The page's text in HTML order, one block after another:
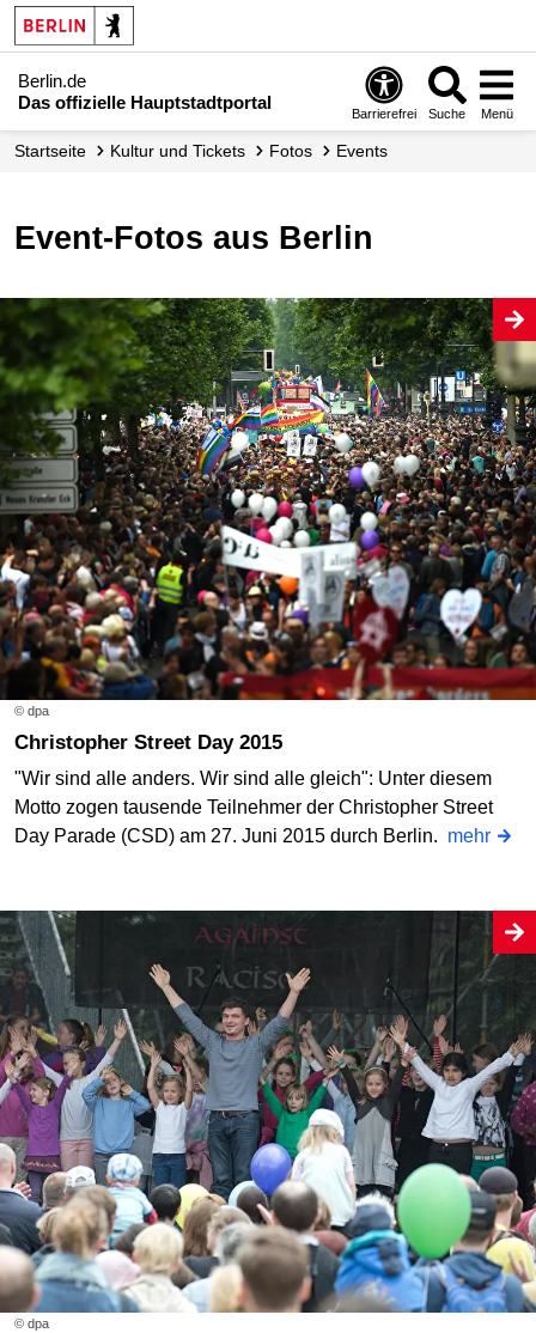
Berlin.de
Das offizielle Hauptstadtportal
Barrierefrei Suche Menü
Startseite Kultur und Tickets Fotos Events
Event-Fotos aus Berlin
© dpa
Christopher Street Day 2015
"Wir sind alle anders. Wir sind alle gleich": Unter diesem
Motto zogen tausende Teilnehmer der Christopher Street
Day Parade (CSD) am 27. Juni 2015 durch Berlin. mehr
© dpa